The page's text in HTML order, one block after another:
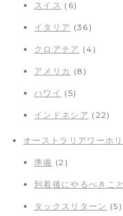
スイス (6)
イタリア (36)
クロアチア (4)
アメリカ (8)
ハワイ (5)
インドネシア (22)
オーストラリアワーホリ
準備 (2)
到着後にやるべきこと
タックスリターン (5)